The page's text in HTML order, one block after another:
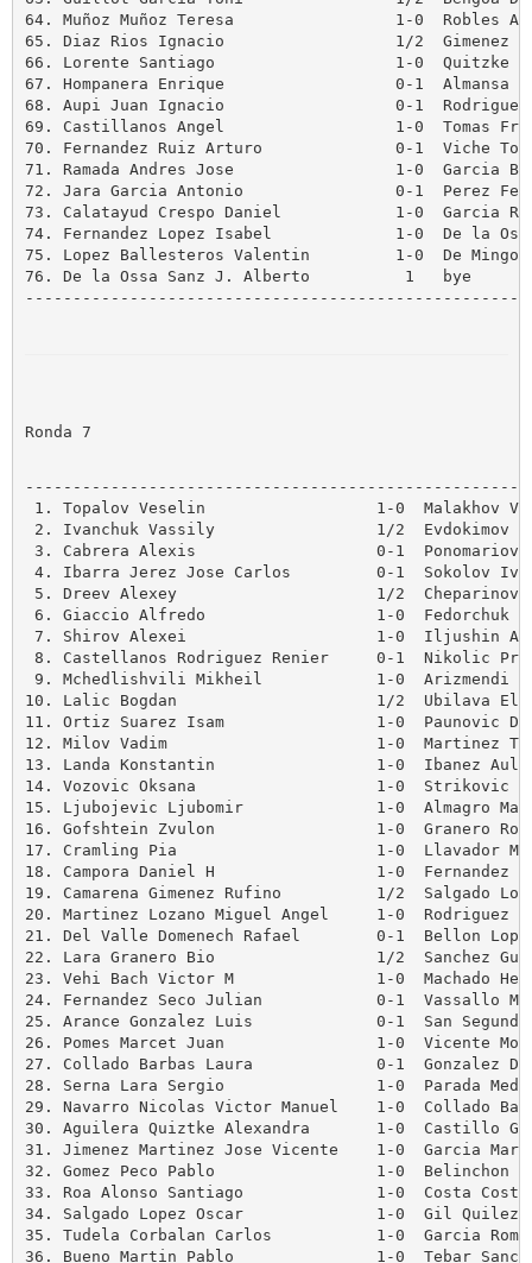
64. Muñoz Muñoz Teresa                 1-0  Robles
65. Diaz Rios Ignacio                  1/2  Gimenez
66. Lorente Santiago                   1-0  Quitzke
67. Hompanera Enrique                  0-1  Almansa
68. Aupi Juan Ignacio                  0-1  Rodriguez
69. Castillanos Angel                  1-0  Tomas
70. Fernandez Ruiz Arturo              0-1  Viche
71. Ramada Andres Jose                 1-0  Garcia
72. Jara Garcia Antonio                0-1  Perez
73. Calatayud Crespo Daniel            1-0  Garcia
74. Fernandez Lopez Isabel             1-0  De la Ossa
75. Lopez Ballesteros Valentin         1-0  De Mingo
76. De la Ossa Sanz J. Alberto          1   bye
Ronda 7
1. Topalov Veselin                  1-0  Malakhov
2. Ivanchuk Vassily                 1/2  Evdokimov
3. Cabrera Alexis                   0-1  Ponomariov
4. Ibarra Jerez Jose Carlos         0-1  Sokolov
5. Dreev Alexey                     1/2  Cheparinov
6. Giaccio Alfredo                  1-0  Fedorchuk
7. Shirov Alexei                    1-0  Iljushin
8. Castellanos Rodriguez Renier     0-1  Nikolic
9. Mchedlishvili Mikheil            1-0  Arizmendi
10. Lalic Bogdan                     1/2  Ubilava
11. Ortiz Suarez Isam                1-0  Paunovic
12. Milov Vadim                      1-0  Martinez
13. Landa Konstantin                 1-0  Ibanez
14. Vozovic Oksana                   1-0  Strikovic
15. Ljubojevic Ljubomir              1-0  Almagro
16. Gofshtein Zvulon                 1-0  Granero
17. Cramling Pia                     1-0  Llavador
18. Campora Daniel H                 1-0  Fernandez
19. Camarena Gimenez Rufino          1/2  Salgado
20. Martinez Lozano Miguel Angel     1-0  Rodriguez
21. Del Valle Domenech Rafael        0-1  Bellon Lopez
22. Lara Granero Bio                 1/2  Sanchez
23. Vehi Bach Victor M               1-0  Machado
24. Fernandez Seco Julian            0-1  Vassallo
25. Arance Gonzalez Luis             0-1  San
26. Pomes Marcet Juan                1-0  Vicente
27. Collado Barbas Laura             0-1  Gonzalez De
28. Serna Lara Sergio                1-0  Parada
29. Navarro Nicolas Victor Manuel    1-0  Collado
30. Aguilera Quiztke Alexandra       1-0  Castillo
31. Jimenez Martinez Jose Vicente    1-0  Garcia
32. Gomez Peco Pablo                 1-0  Belinchon
33. Roa Alonso Santiago              1-0  Costa Costa
34. Salgado Lopez Oscar              1-0  Gil Quilez
35. Tudela Corbalan Carlos           1-0  Garcia Roman
36. Bueno Martin Pablo               1-0  Tebar